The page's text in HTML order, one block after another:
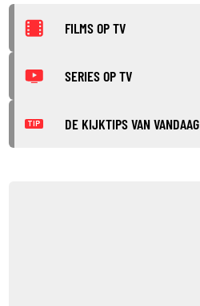
FILMS OP TV
SERIES OP TV
TIP DE KIJKTIPS VAN VANDAAG